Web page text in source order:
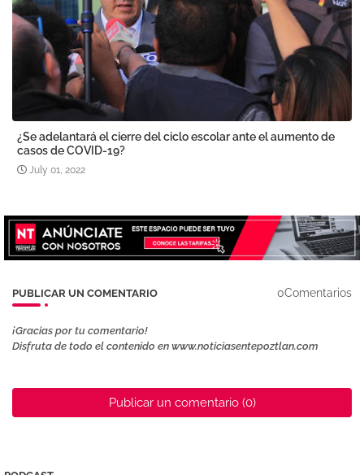
¿Se adelantará el cierre del ciclo escolar ante el aumento de
casos de COVID-19?
July 01, 2022
PUBLICAR UN COMENTARIO 0Comentarios
¡Gracias por tu comentario!
Disfruta de todo el contenido en www.noticiasentepoztlan.com
Publicar un comentario (0)